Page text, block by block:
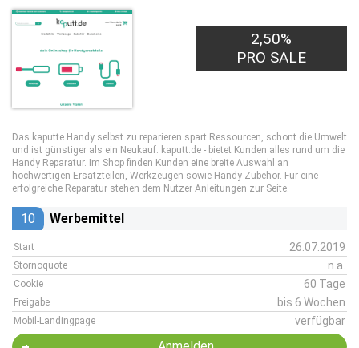
2,50%
PRO SALE
Das kaputte Handy selbst zu reparieren spart Ressourcen, schont die Umwelt
und ist günstiger als ein Neukauf. kaputt.de - bietet Kunden alles rund um die
Handy Reparatur. Im Shop finden Kunden eine breite Auswahl an
hochwertigen Ersatzteilen, Werkzeugen sowie Handy Zubehör. Für eine
erfolgreiche Reparatur stehen dem Nutzer Anleitungen zur Seite.
10 Werbemittel
Start 26.07.2019
Stornoquote n.a.
Cookie 60 Tage
Freigabe bis 6 Wochen
Mobil-Landingpage verfügbar